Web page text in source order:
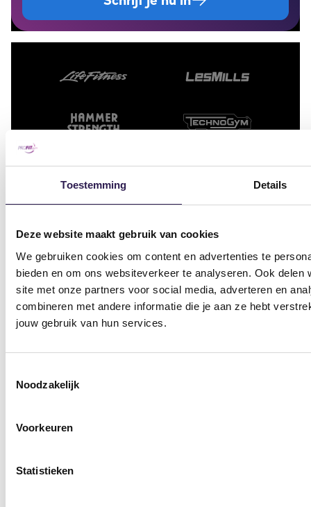
Toestemming Details
Deze website maakt gebruik van cookies
We gebruiken cookies om content en advertenties te
bieden en om ons websiteverkeer te analyseren. Ook
site met onze partners voor social media, adverteren en
combineren met andere informatie die je aan ze hebt
jouw gebruik van hun services.
Noodzakelijk
Voorkeuren
Statistieken
Sportschool Apeldoorn
Centrum
Sportschool Apeldoorn
Zuid
Kloosterveen
Sportschool Dalfsen
Sportschool Enschede
Sportschool Nieuw-
Vennep
Sportschool Nieuwegein
Sportschool Nijmegen
Sportschool Ommen